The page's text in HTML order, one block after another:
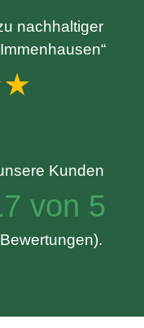
nachhaltiger
Kunden
von 5